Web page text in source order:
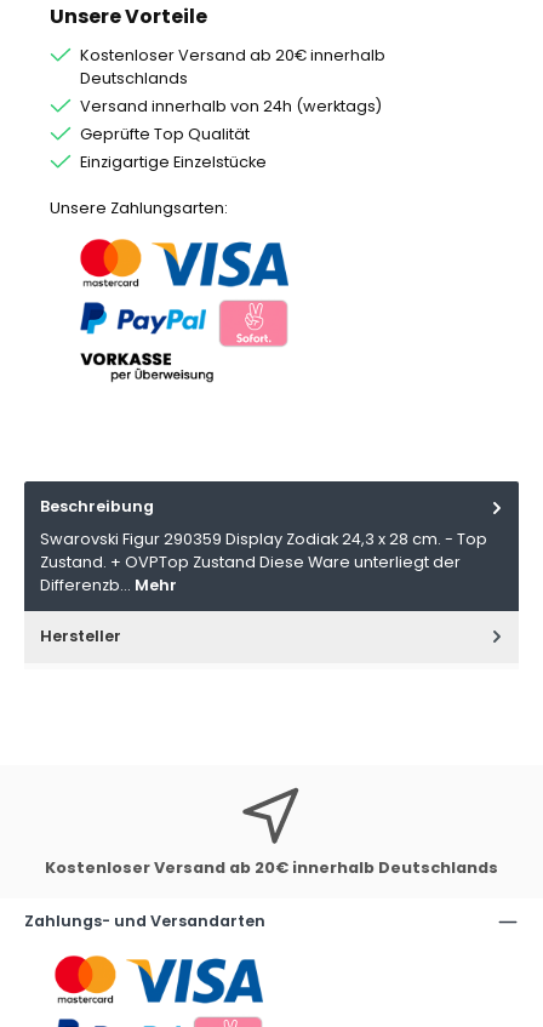
Unsere Vorteile
Kostenloser Versand ab 20€ innerhalb
Deutschlands
Versand innerhalb von 24h (werktags)
Geprüfte Top Qualität
Einzigartige Einzelstücke
Unsere Zahlungsarten:
Beschreibung
Swarovski Figur 290359 Display Zodiak 24,3 x 28 cm. - Top
Zustand. + OVPTop Zustand Diese Ware unterliegt der
Differenzb… Mehr
Hersteller
Kostenloser Versand ab 20€ innerhalb Deutschlands
Zahlungs- und Versandarten